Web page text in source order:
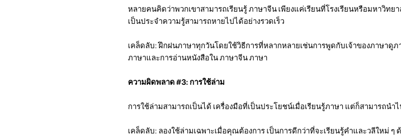
หลายคนคิดว่าพวกเขาสามารถเรียนรู้ ภาษาจีน เพียงแค่เรียนที่โรงเรียนหรือมหาวิทย
เป็นประจำความรู้สามารถหายไปได้อย่างรวดเร็ว
เคล็ดลับ: ฝึกฝนภาษาทุกวันโดยใช้วิธีการที่หลากหลายเช่นการพูดกับเจ้าของภาษาดู
ภาษาและการอ่านหนังสือใน ภาษาจีน ภาษา
ความผิดพลาด #3: การใช้ล่าม
การใช้ล่ามสามารถเป็นได้ เครื่องมือที่เป็นประโยชน์เมื่อเรียนรู้ภาษา แต่ก็สามารถนำ
เคล็ดลับ: ลองใช้ล่ามเฉพาะเมื่อคุณต้องการ เป็นการดีกว่าที่จะเรียนรู้คำและวลีใหม่